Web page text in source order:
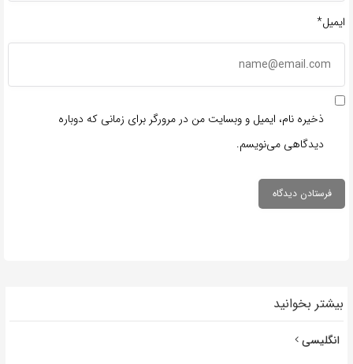
ایمیل*
ذخیره نام، ایمیل و وبسایت من در مرورگر برای زمانی که دوباره
دیدگاهی می‌نویسم.
بیشتر بخوانید
انگلیسی